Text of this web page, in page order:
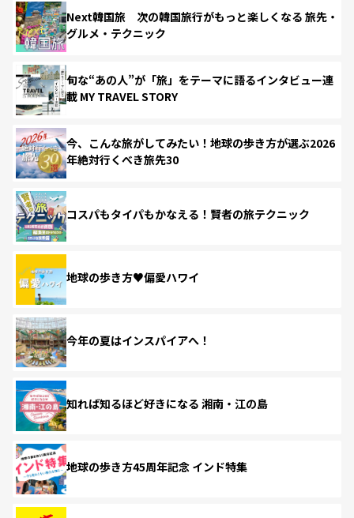
Next韓国旅 次の韓国旅行がもっと楽しくなる 旅先・
グルメ・テクニック
旬な“あの人”が「旅」をテーマに語るインタビュー連
載 MY TRAVEL STORY
今、こんな旅がしてみたい！地球の歩き方が選ぶ2026
年絶対行くべき旅先30
コスパもタイパもかなえる！賢者の旅テクニック
地球の歩き方♥偏愛ハワイ
今年の夏はインスパイアへ！
知れば知るほど好きになる 湘南・江の島
地球の歩き方45周年記念 インド特集